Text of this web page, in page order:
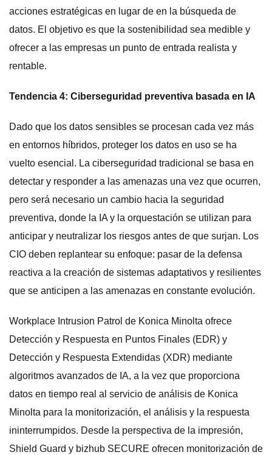
acciones estratégicas en lugar de en la búsqueda de
datos. El objetivo es que la sostenibilidad sea medible y
ofrecer a las empresas un punto de entrada realista y
rentable.
Tendencia 4: Ciberseguridad preventiva basada en IA
Dado que los datos sensibles se procesan cada vez más
en entornos híbridos, proteger los datos en uso se ha
vuelto esencial. La ciberseguridad tradicional se basa en
detectar y responder a las amenazas una vez que ocurren,
pero será necesario un cambio hacia la seguridad
preventiva, donde la IA y la orquestación se utilizan para
anticipar y neutralizar los riesgos antes de que surjan. Los
CIO deben replantear su enfoque: pasar de la defensa
reactiva a la creación de sistemas adaptativos y resilientes
que se anticipen a las amenazas en constante evolución.
Workplace Intrusion Patrol de Konica Minolta ofrece
Detección y Respuesta en Puntos Finales (EDR) y
Detección y Respuesta Extendidas (XDR) mediante
algoritmos avanzados de IA, a la vez que proporciona
datos en tiempo real al servicio de análisis de Konica
Minolta para la monitorización, el análisis y la respuesta
ininterrumpidos. Desde la perspectiva de la impresión,
Shield Guard y bizhub SECURE ofrecen monitorización de